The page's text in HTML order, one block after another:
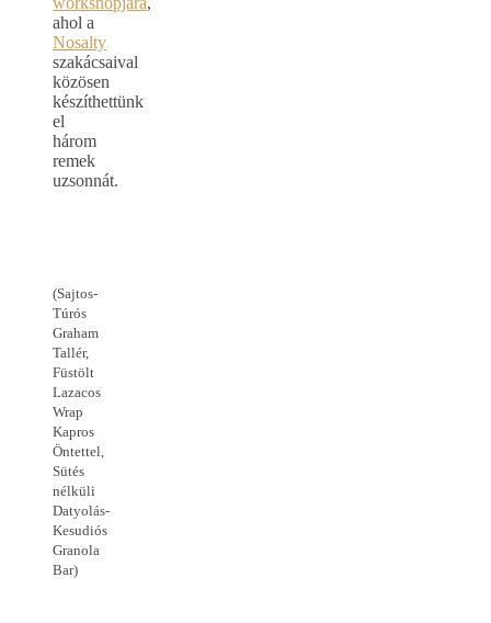
ahol a
Nosalty
szakácsaival
közösen
készíthettünk
el
három
remek
uzsonnát.
(Sajtos-
Túrós
Graham
Tallér,
Füstölt
Lazacos
Wrap
Kapros
Öntettel,
Sütés
nélküli
Datyolás-
Kesudiós
Granola
Bar)